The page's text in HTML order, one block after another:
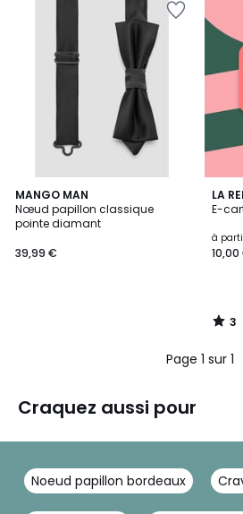
MANGO MAN
Nœud papillon classique
pointe diamant
39,99 €
LA
E-
à
10,00
3
/
3
/
Page 1 sur 1
Craquez aussi pour
Noeud papillon bordeaux